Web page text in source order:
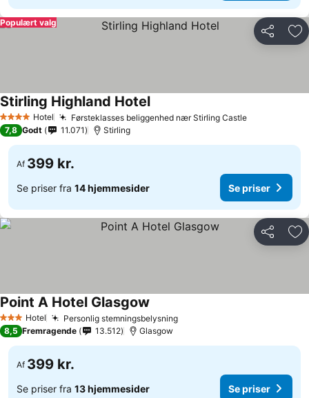
Del
Populært valg
4 StjernerHotel Førsteklasses beliggenhed nær Stirling Castle
Stirling Highland Hotel
7,8 Godt 11.071 Stirling
Af 399 kr.
Se priser fra 14 hjemmesider Se priser
Del
3 StjernerHotel Personlig stemningsbelysning
Point A Hotel Glasgow
8,5 Fremragende 13.512 Glasgow
Af 399 kr.
Se priser fra 13 hjemmesider Se priser